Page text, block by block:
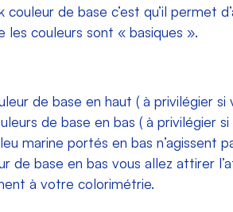
de base c’est qu’il permet
les couleurs sont « basiques ».
de base en haut ( à privilégier si
de base en bas ( à privilégier
marine portés en bas
de base en bas vous allez attirer
à votre colorimétrie.